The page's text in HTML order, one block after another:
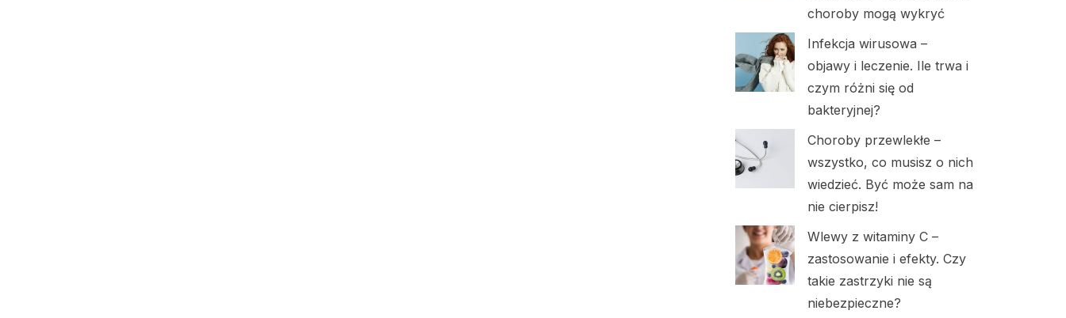
choroby mogą wykryć
Infekcja wirusowa –
objawy i leczenie. Ile trwa i
czym różni się od
bakteryjnej?
Choroby przewlekłe –
wszystko, co musisz o nich
wiedzieć. Być może sam na
nie cierpisz!
Wlewy z witaminy C –
zastosowanie i efekty. Czy
takie zastrzyki nie są
niebezpieczne?